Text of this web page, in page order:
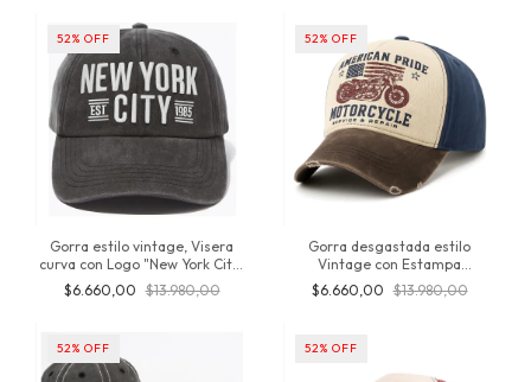
inversionesjt
52% OFF
Gorra estilo vintage, Visera
curva con Logo "New York City"
Bordado, producto Importado,
unisex, urbana, desgastada,
$6.660,00 $13.980,00
52% OFF
Gorra desgastada estilo
Vintage con Estampa
"Motorcycle" para Adulto,
regulable, ajustable, producto
$6.660,00 $13.980,00
52% OFF 52% OFF